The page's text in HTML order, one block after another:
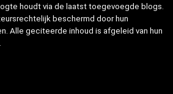
houdt via de laatst toegevoegde blogs.
beschermd door hun
Alle geciteerde inhoud is afgeleid van hun